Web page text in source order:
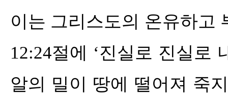
이는 그리스도의 온유하고
12:24절에 ‘진실로 진실로
알의 밀이 땅에 떨어져 죽